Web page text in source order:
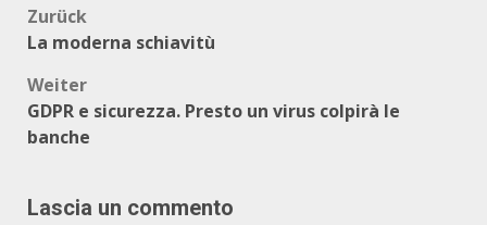
Beitragsnavigation
Zurück
La moderna schiavitù
Weiter
GDPR e sicurezza. Presto un virus colpirà le
banche
Lascia un commento